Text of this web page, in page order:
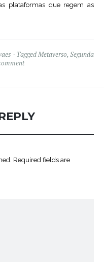
plataformas que regem as
TaggedMetaverso, Segunda
Required fields are